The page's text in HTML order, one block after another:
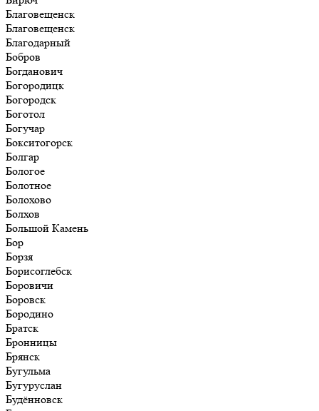
Благовещенск
Благовещенск
Благодарный
Бобров
Богданович
Богородицк
Богородск
Боготол
Богучар
Бокситогорск
Болгар
Бологое
Болотное
Болохово
Болхов
Большой Камень
Бор
Борзя
Борисоглебск
Боровичи
Боровск
Бородино
Братск
Бронницы
Брянск
Бугульма
Бугуруслан
Будённовск